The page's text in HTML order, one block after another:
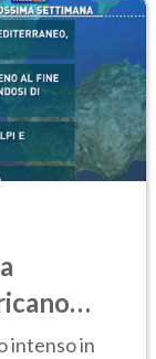
intenso in